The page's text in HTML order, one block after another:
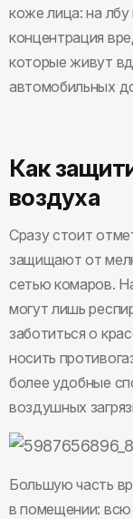
коже лица: на
концентрация
которые живут
автомобильных
Как
воздуха
Сразу стоит
защищают от
сетью комаров.
могут лишь
заботиться о
носить
более удобные
воздушных
Большую часть
в помещении: